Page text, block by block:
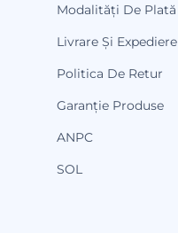
Modalități De Plată
Livrare Și Expediere
Politica De Retur
Garanție Produse
ANPC
SOL